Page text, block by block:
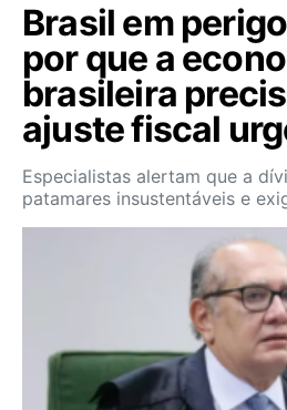
Brasil em
por que a
brasileira
ajuste fiscal
Especialistas alertam que a
patamares insustentáveis e